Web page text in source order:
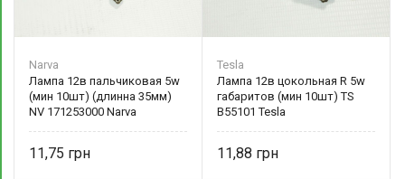
Narva
Лампа 12в пальчиковая 5w
(мин 10шт) (длинна 35мм)
NV 171253000 Narva
11,75
Tesla
Лампа 12в цокольная R 5w
габаритов (мин 10шт) TS
B55101 Tesla
11,88